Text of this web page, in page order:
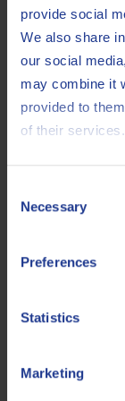
provide social
We also share
our social
may combine it
provided to
of their services.
Selection
Necessary
Preferences
Statistics
Marketing
Q8